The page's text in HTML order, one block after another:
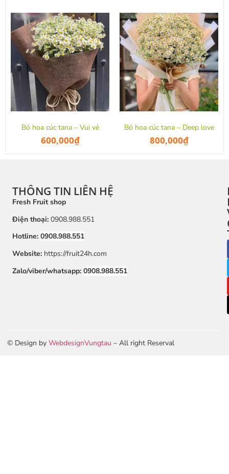
Bó hoa cúc tana – Vui vẻ
600,000₫
Bó hoa cúc tana – Deep love
800,000₫
THÔNG TIN LIÊN HỆ
Fresh Fruit shop
Điện thoại: 0908.988.551
Hotline: 0908.988.551
Website: https://fruit24h.com
Zalo/viber/whatsapp: 0908.988.551
© Design by WebdesignVungtau – All right Reserval